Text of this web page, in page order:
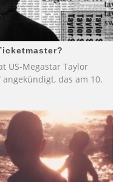
US-Megastar Taylor
das am 10.